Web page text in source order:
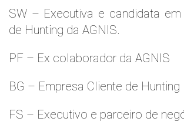
SW – Executiva e candidata
de Hunting da AGNIS.
PF – Ex colaborador da AGNIS
BG – Empresa Cliente de Hunting
FS – Executivo e parceiro de